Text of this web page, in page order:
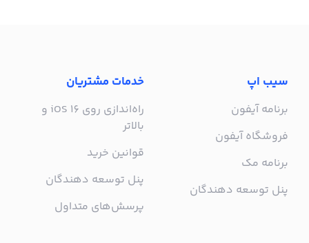
سیب اپ
برنامه آیفون
فروشگاه آیفون
برنامه مک
پنل توسعه دهندگان
خدمات مشتریان
راه‌اندازی روی iOS 16 و
بالاتر
قوانین خرید
پنل توسعه دهندگان
پرسش‌های متداول